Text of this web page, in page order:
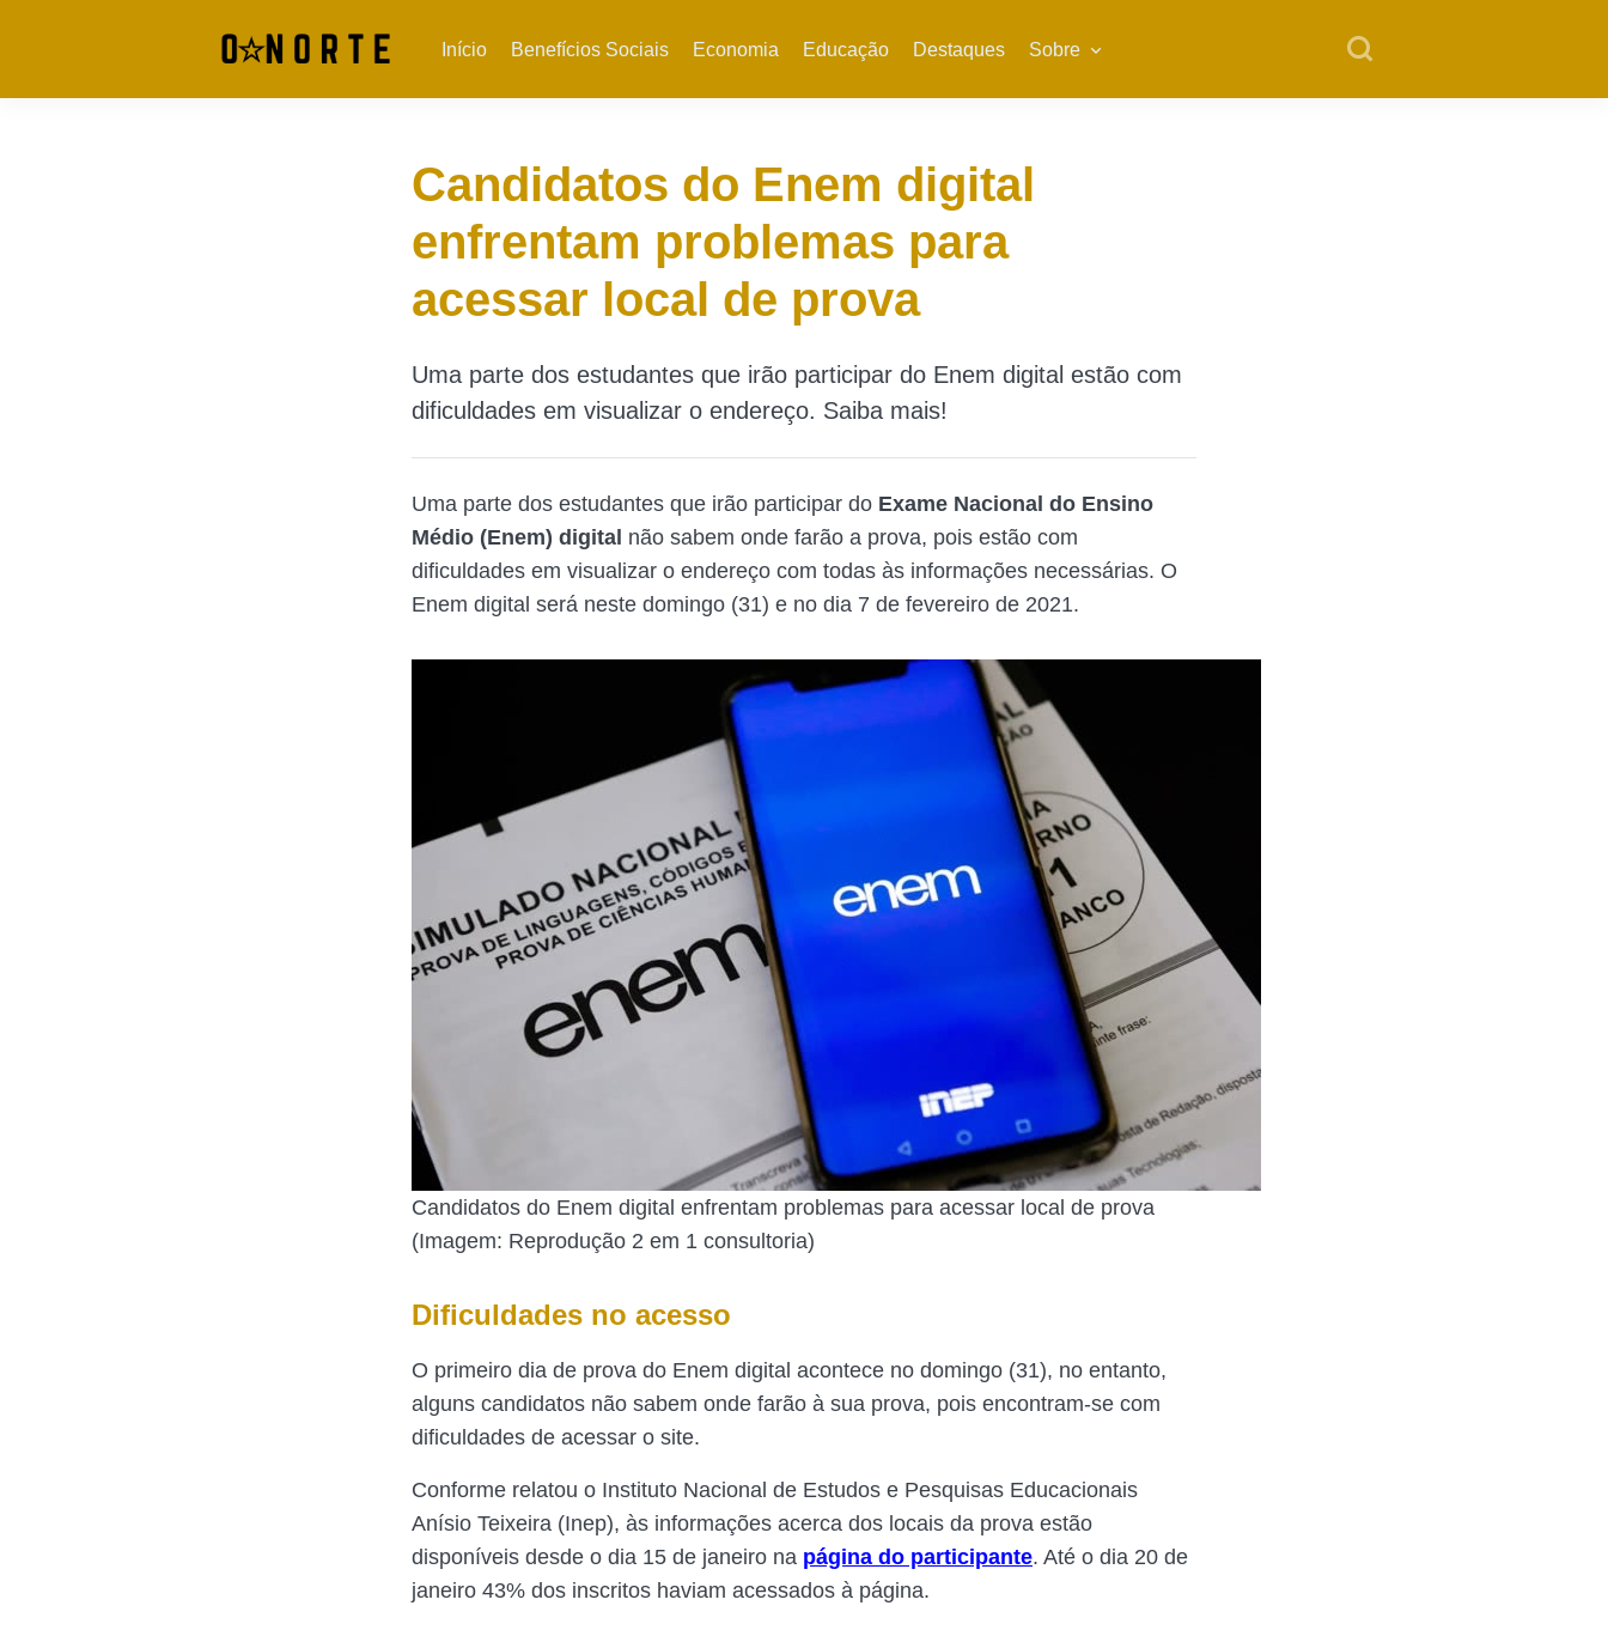
Início Benefícios Sociais Economia Educação Destaques Sobre
Candidatos do Enem digital
enfrentam problemas para
acessar local de prova
Uma parte dos estudantes que irão participar do Enem digital estão com
dificuldades em visualizar o endereço. Saiba mais!
Uma parte dos estudantes que irão participar do Exame Nacional do Ensino
Médio (Enem) digital não sabem onde farão a prova, pois estão com
dificuldades em visualizar o endereço com todas às informações necessárias. O
Enem digital será neste domingo (31) e no dia 7 de fevereiro de 2021.
Candidatos do Enem digital enfrentam problemas para acessar local de prova
(Imagem: Reprodução 2 em 1 consultoria)
Dificuldades no acesso
O primeiro dia de prova do Enem digital acontece no domingo (31), no entanto,
alguns candidatos não sabem onde farão à sua prova, pois encontram-se com
dificuldades de acessar o site.
Conforme relatou o Instituto Nacional de Estudos e Pesquisas Educacionais
Anísio Teixeira (Inep), às informações acerca dos locais da prova estão
disponíveis desde o dia 15 de janeiro na página do participante. Até o dia 20 de
janeiro 43% dos inscritos haviam acessados à página.